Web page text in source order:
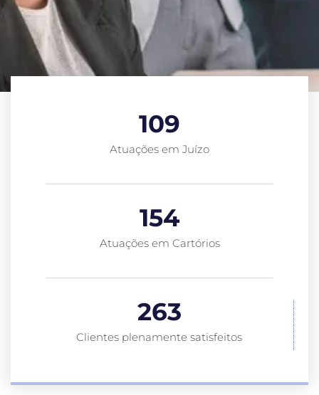
Atuações em Juízo
109
Atuações em Cartórios
154
Clientes plenamente satisfeitos
263